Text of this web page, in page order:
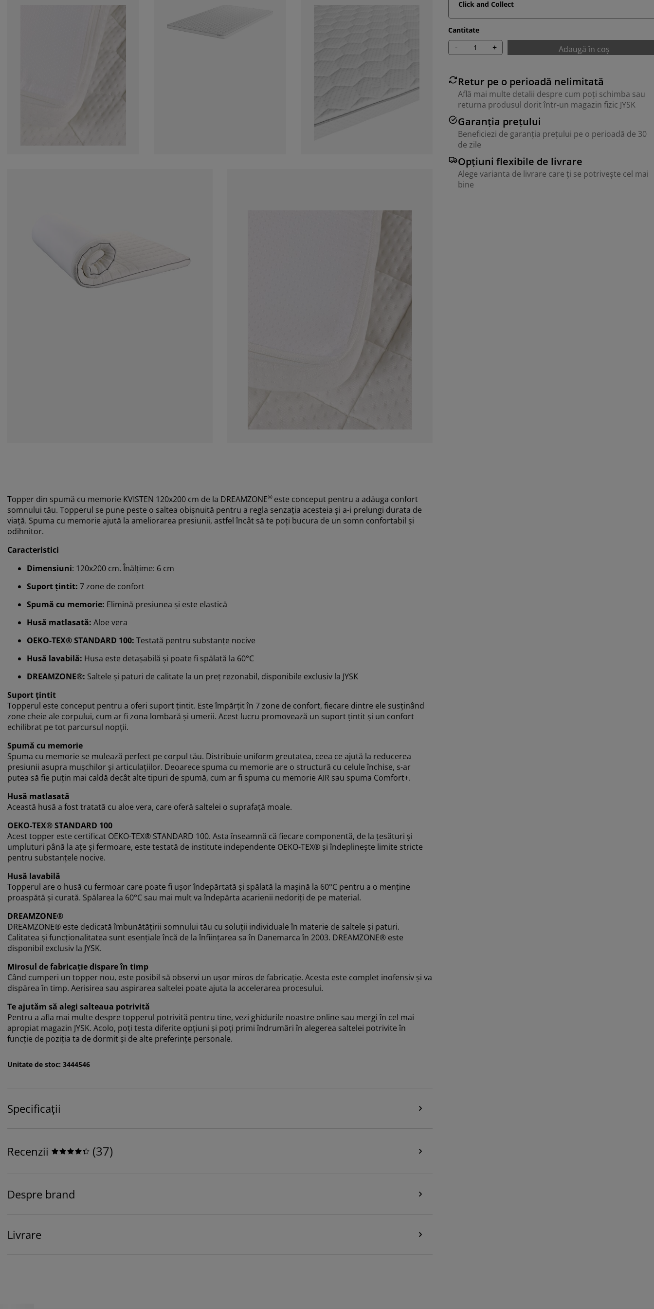
Click and Collect
Cantitate
- + Adaugă în coș
Retur pe o perioadă nelimitată
Află mai multe detalii despre cum poți schimba sau
returna produsul dorit într-un magazin fizic JYSK
Garanția prețului
Beneficiezi de garanția prețului pe o perioadă de 30
de zile
Opțiuni flexibile de livrare
Alege varianta de livrare care ți se potrivește cel mai
bine
Topper din spumă cu memorie KVISTEN 120x200 cm de la DREAMZONE® este conceput pentru a adăuga confort
somnului tău. Topperul se pune peste o saltea obișnuită pentru a regla senzația acesteia și a-i prelungi durata de
viață. Spuma cu memorie ajută la ameliorarea presiunii, astfel încât să te poți bucura de un somn confortabil și
odihnitor.
Caracteristici
Dimensiuni: 120x200 cm. Înălțime: 6 cm
Suport țintit: 7 zone de confort
Spumă cu memorie: Elimină presiunea și este elastică
Husă matlasată: Aloe vera
OEKO-TEX® STANDARD 100: Testată pentru substanțe nocive
Husă lavabilă: Husa este detașabilă și poate fi spălată la 60°C
DREAMZONE®: Saltele și paturi de calitate la un preț rezonabil, disponibile exclusiv la JYSK
Suport țintit
Topperul este conceput pentru a oferi suport țintit. Este împărțit în 7 zone de confort, fiecare dintre ele susținând
zone cheie ale corpului, cum ar fi zona lombară și umerii. Acest lucru promovează un suport țintit și un confort
echilibrat pe tot parcursul nopții.
Spumă cu memorie
Spuma cu memorie se mulează perfect pe corpul tău. Distribuie uniform greutatea, ceea ce ajută la reducerea
presiunii asupra mușchilor și articulațiilor. Deoarece spuma cu memorie are o structură cu celule închise, s-ar
putea să fie puțin mai caldă decât alte tipuri de spumă, cum ar fi spuma cu memorie AIR sau spuma Comfort+.
Husă matlasată
Această husă a fost tratată cu aloe vera, care oferă saltelei o suprafață moale.
OEKO-TEX® STANDARD 100
Acest topper este certificat OEKO-TEX® STANDARD 100. Asta înseamnă că fiecare componentă, de la țesături și
umpluturi până la ațe și fermoare, este testată de institute independente OEKO-TEX® și îndeplinește limite stricte
pentru substanțele nocive.
Husă lavabilă
Topperul are o husă cu fermoar care poate fi ușor îndepărtată și spălată la mașină la 60°C pentru a o menține
proaspătă și curată. Spălarea la 60°C sau mai mult va îndepărta acarienii nedoriți de pe material.
DREAMZONE®
DREAMZONE® este dedicată îmbunătățirii somnului tău cu soluții individuale în materie de saltele și paturi.
Calitatea și funcționalitatea sunt esențiale încă de la înființarea sa în Danemarca în 2003. DREAMZONE® este
disponibil exclusiv la JYSK.
Mirosul de fabricație dispare în timp
Când cumperi un topper nou, este posibil să observi un ușor miros de fabricație. Acesta este complet inofensiv și va
dispărea în timp. Aerisirea sau aspirarea saltelei poate ajuta la accelerarea procesului.
Te ajutăm să alegi salteaua potrivită
Pentru a afla mai multe despre topperul potrivită pentru tine, vezi ghidurile noastre online sau mergi în cel mai
apropiat magazin JYSK. Acolo, poți testa diferite opțiuni și poți primi îndrumări în alegerea saltelei potrivite în
funcție de poziția ta de dormit și de alte preferințe personale.
Unitate de stoc: 3444546
Specificații
Recenzii (37)
Despre brand
Livrare